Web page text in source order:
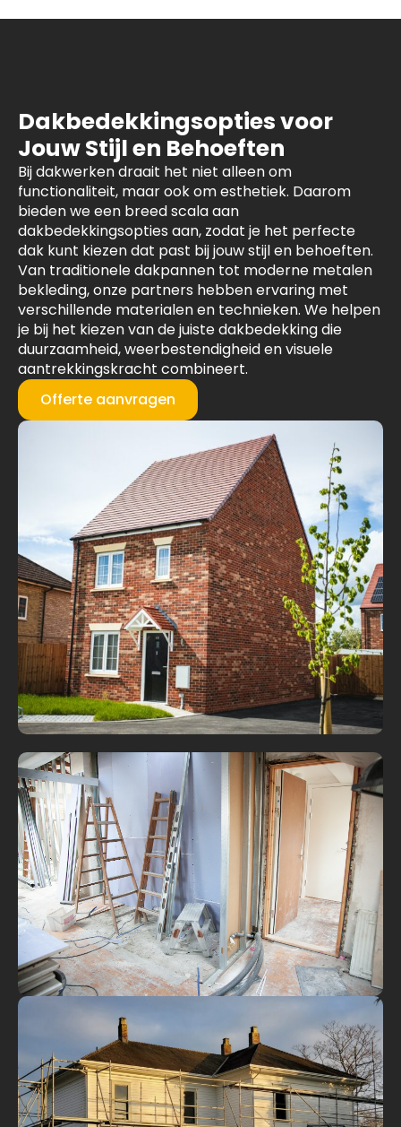
Dakbedekkingsopties voor
Jouw Stijl en Behoeften
Bij dakwerken draait het niet alleen om
functionaliteit, maar ook om esthetiek. Daarom
bieden we een breed scala aan
dakbedekkingsopties aan, zodat je het perfecte
dak kunt kiezen dat past bij jouw stijl en behoeften.
Van traditionele dakpannen tot moderne metalen
bekleding, onze partners hebben ervaring met
verschillende materialen en technieken. We helpen
je bij het kiezen van de juiste dakbedekking die
duurzaamheid, weerbestendigheid en visuele
aantrekkingskracht combineert.
Offerte aanvragen